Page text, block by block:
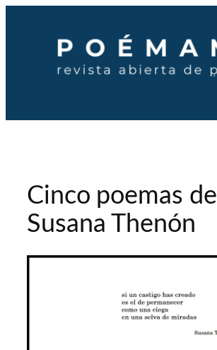
contenido
Cinco poemas de
Susana Thenón